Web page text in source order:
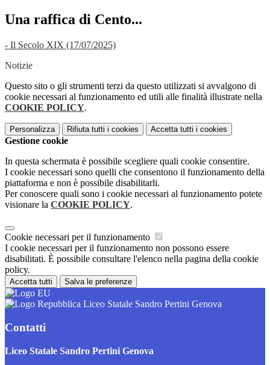
Una raffica di Cento...
- Il Secolo XIX (17/07/2025)
Notizie
Questo sito o gli strumenti terzi da questo utilizzati si avvalgono di
cookie necessari al funzionamento ed utili alle finalità illustrate nella
COOKIE POLICY.
Personalizza Rifiuta tutti i cookies Accetta tutti i cookies
Gestione cookie
In questa schermata è possibile scegliere quali cookie consentire.
I cookie necessari sono quelli che consentono il funzionamento della
piattaforma e non è possibile disabilitarli.
Per conoscere quali sono i cookie necessari al funzionamento potete
visionare la COOKIE POLICY.
Cookie necessari per il funzionamento
I cookie necessari per il funzionamento non possono essere
disabilitati. È possibile consultare l'elenco nella pagina della cookie
policy.
Accetta tutti Salva le preferenze
Liceo Statale Sandro Pertini Genova
Contatti
Liceo Statale Sandro Pertini Genova